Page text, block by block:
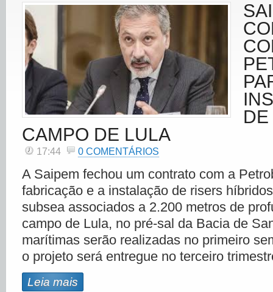
CAMPO DE LULA
17:44 0 COMENTÁRIOS
A Saipem fechou um contrato com a
fabricação e a instalação de risers
subsea associados a 2.200 metros de
campo de Lula, no pré-sal da Bacia de
marítimas serão realizadas no primeiro
o projeto será entregue no terceiro
Leia mais